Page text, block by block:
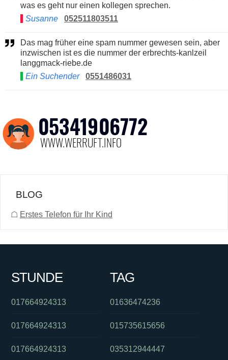
was es geht nur einen kollegen sprechen.
Susanne
052511803511
Das mag früher eine spam nummer gewesen sein, aber
inzwischen ist es die nummer der erbrechts-kanlzeil
langgmack-riebe.de
Ein Suchender
0551486031
BLOG
☖ Erstes Telefon für Ihr Kind
STUNDE
017664924313
017664924313
017664924313
TAG
01636474236
015735615656
035312944447